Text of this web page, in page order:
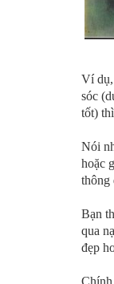
Ví dụ,
sóc
tốt)
Nói
hoặc
thông
Bạn
qua
đẹp